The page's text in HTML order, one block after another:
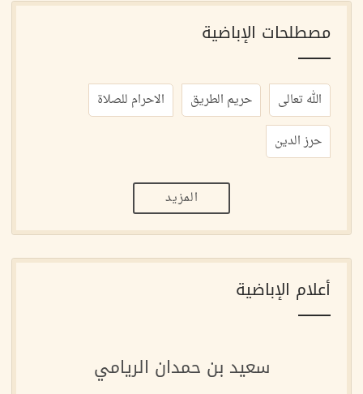
مصطلحات الإباضية
الله تعالى حريم الطريق
الاحرام للصلاة
حرز الدين
المزيد
أعلام الإباضية
سعيد بن حمدان الريامي